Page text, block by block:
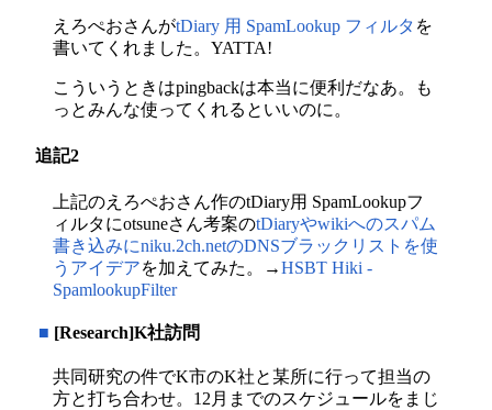
えろぺおさんがtDiary 用 SpamLookup フィルタ を
書いてくれました。YATTA!
こういうときはpingbackは本当に便利だなあ。も
っとみんな使ってくれるといいのに。
追記2
上記のえろぺおさん作のtDiary用 SpamLookupフ
ィルタにotsuneさん考案のtDiaryやwikiへのスパム
書き込みにniku.2ch.netのDNSブラックリストを使
うアイデアを加えてみた。→HSBT Hiki -
SpamlookupFilter
■ [Research]K社訪問
共同研究の件でK市のK社と某所に行って担当の
方と打ち合わせ。12月までのスケジュールをまじ